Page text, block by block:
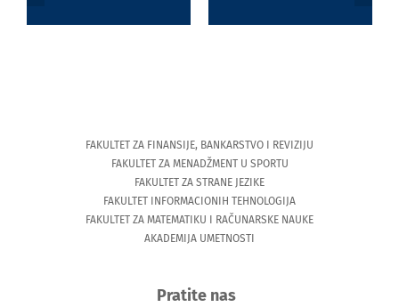
FAKULTET ZA FINANSIJE, BANKARSTVO I REVIZIJU
FAKULTET ZA MENADŽMENT U SPORTU
FAKULTET ZA STRANE JEZIKE
FAKULTET INFORMACIONIH TEHNOLOGIJA
FAKULTET ZA MATEMATIKU I RAČUNARSKE NAUKE
AKADEMIJA UMETNOSTI
Pratite nas